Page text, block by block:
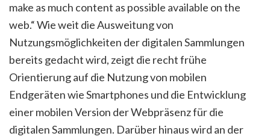
make as much content as possible available on the
web.“ Wie weit die Ausweitung von
Nutzungsmöglichkeiten der digitalen Sammlungen
bereits gedacht wird, zeigt die recht frühe
Orientierung auf die Nutzung von mobilen
Endgeräten wie Smartphones und die Entwicklung
einer mobilen Version der Webpräsenz für die
digitalen Sammlungen. Darüber hinaus wird an der